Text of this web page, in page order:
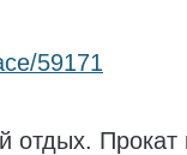
59171
отдых. Прокат